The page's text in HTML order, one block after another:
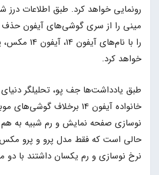
رونمایی خواهد کرد. طبق اطلاعات درز
را با نام‌های
خواهد کرد.
طبق یادداشت‌ها جف پو، تحلیلگر
نوسازی صفحه نمایش و رم شبیه به هم
نرخ نوسازی و رم یکسان داشتند با دو